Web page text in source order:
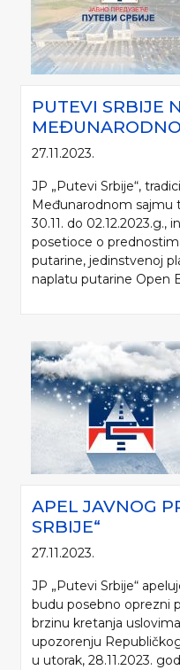
PUTEVI SRBIJE
27.11.2023.
JP „Putevi Srbije“,
Međunarodnom sajmu
30.11. do
posetioce o
putarine, jedinstvenoj
naplatu putarine Open
APEL JAVNOG
SRBIJE“
27.11.2023.
JP „Putevi Srbije“
budu posebno oprezni
brzinu kretanja
upozorenju
u utorak, 28.11.2023.